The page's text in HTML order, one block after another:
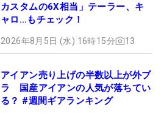
カスタムの6X相当」テーラー、キ
ャロ…もチェック！
2026年8月5日 (水) 16時15分 13
アイアン売り上げの半数以上が外ブ
ラ 国産アイアンの人気が落ちてい
る？ #週間ギアランキング